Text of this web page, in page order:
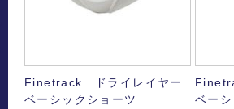
Finetrack ドライレイヤー
ベーシックショーツ
ベー